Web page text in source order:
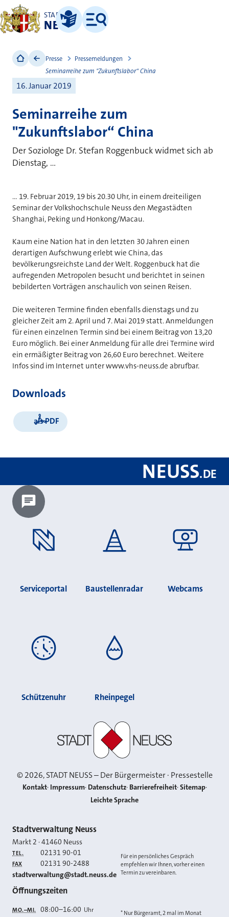
STADT
NEUSS
Leichte Sprache
Menü
Presse
Pressemeldungen
Seminarreihe zum "Zukunftslabor“ China
16. Januar 2019
Seminarreihe zum
"Zukunftslabor“ China
Der Soziologe Dr. Stefan Roggenbuck widmet sich ab
Dienstag, ...
... 19. Februar 2019, 19 bis 20.30 Uhr, in einem dreiteiligen
Seminar der Volkshochschule Neuss den Megastädten
Shanghai, Peking und Honkong/Macau.
Kaum eine Nation hat in den letzten 30 Jahren einen
derartigen Aufschwung erlebt wie China, das
bevölkerungsreichste Land der Welt. Roggenbuck hat die
aufregenden Metropolen besucht und berichtet in seinen
bebilderten Vorträgen anschaulich von seinen Reisen.
Die weiteren Termine finden ebenfalls dienstags und zu
gleicher Zeit am 2. April und 7. Mai 2019 statt. Anmeldungen
für einen einzelnen Termin sind bei einem Beitrag von 13,20
Euro möglich. Bei einer Anmeldung für alle drei Termine wird
ein ermäßigter Beitrag von 26,60 Euro berechnet. Weitere
Infos sind im Internet unter www.vhs-neuss.de abrufbar.
Downloads
als PDF
NEUSS.DE
Chatbot laden?
Serviceportal Baustellenradar Webcams
Schützenuhr Rheinpegel
©2026, STADT NEUSS – Der Bürgermeister · Pressestelle
Kontakt Impressum Datenschutz Barrierefreiheit Sitemap
Leichte Sprache
Kontakt
Stadtverwaltung Neuss
Markt 2 ·41460 Neuss
TEL. 02131 90-01
FAX 02131 90-2488
E-MAIL
stadtverwaltung@stadt.neuss.de
Für ein persönliches Gespräch
empfehlen wir Ihnen, vorher einen
Termin zu vereinbaren.
Öffnungszeiten
MO.–MI. 08:00–16:00 Uhr * Nur Bürgeramt, 2 mal im Monat